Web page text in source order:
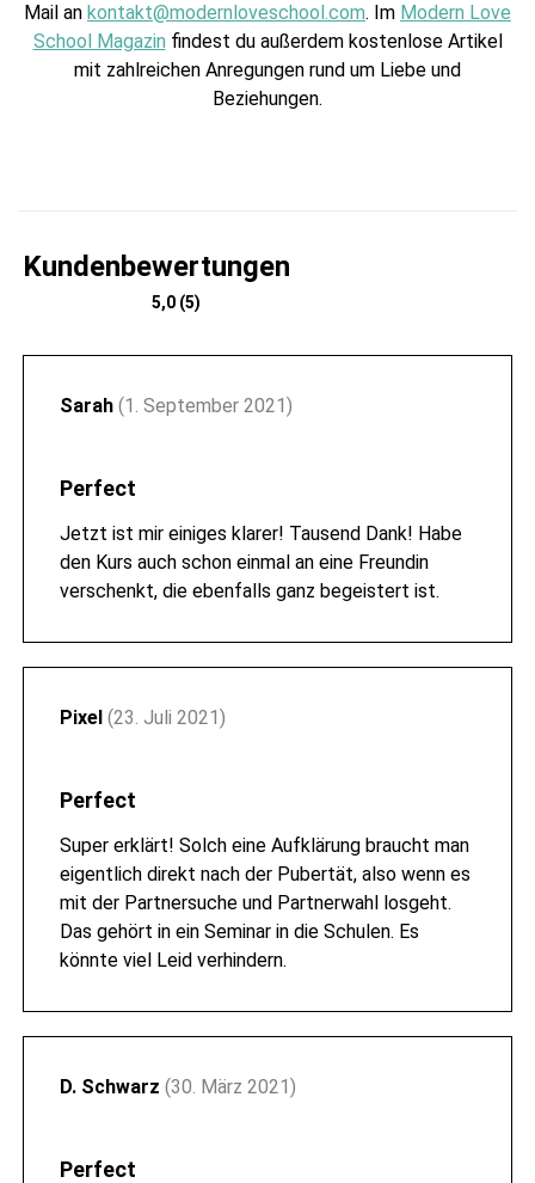
Mail an kontakt@modernloveschool.com. Im Modern Love
School Magazin findest du außerdem kostenlose Artikel
mit zahlreichen Anregungen rund um Liebe und
Beziehungen.
Kundenbewertungen
5,0 (5)
Sarah (1. September 2021)
Perfect
Jetzt ist mir einiges klarer! Tausend Dank! Habe
den Kurs auch schon einmal an eine Freundin
verschenkt, die ebenfalls ganz begeistert ist.
Pixel (23. Juli 2021)
Perfect
Super erklärt! Solch eine Aufklärung braucht man
eigentlich direkt nach der Pubertät, also wenn es
mit der Partnersuche und Partnerwahl losgeht.
Das gehört in ein Seminar in die Schulen. Es
könnte viel Leid verhindern.
D. Schwarz (30. März 2021)
Perfect